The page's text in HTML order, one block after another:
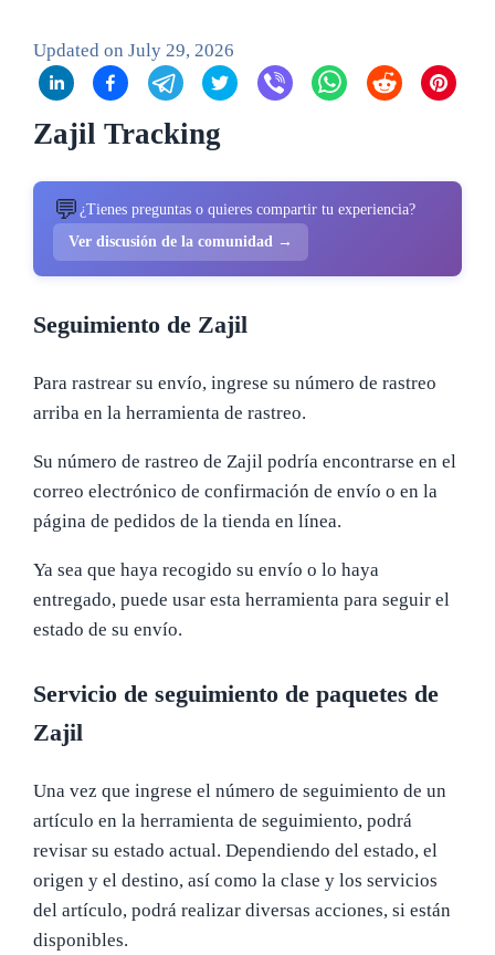
Updated on July 29, 2026
Zajil Tracking
💬 ¿Tienes preguntas o quieres compartir tu experiencia?
Ver discusión de la comunidad →
Seguimiento de Zajil
Para rastrear su envío, ingrese su número de rastreo
arriba en la herramienta de rastreo.
Su número de rastreo de Zajil podría encontrarse en el
correo electrónico de confirmación de envío o en la
página de pedidos de la tienda en línea.
Ya sea que haya recogido su envío o lo haya
entregado, puede usar esta herramienta para seguir el
estado de su envío.
Servicio de seguimiento de paquetes de
Zajil
Una vez que ingrese el número de seguimiento de un
artículo en la herramienta de seguimiento, podrá
revisar su estado actual. Dependiendo del estado, el
origen y el destino, así como la clase y los servicios
del artículo, podrá realizar diversas acciones, si están
disponibles.